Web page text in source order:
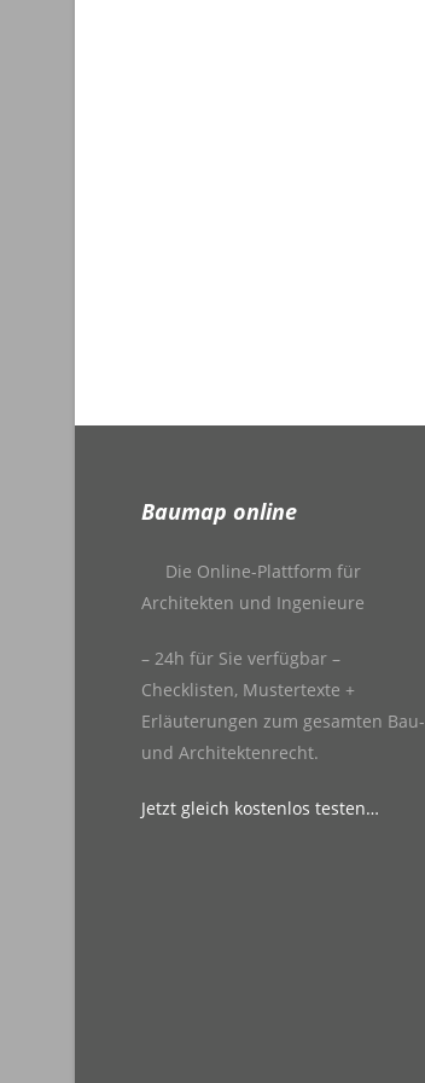
Baumap online
Die Online-Plattform für
Architekten und Ingenieure
– 24h für Sie verfügbar –
Checklisten, Mustertexte +
Erläuterungen zum gesamten Bau-
und Architektenrecht.
Jetzt gleich kostenlos testen…